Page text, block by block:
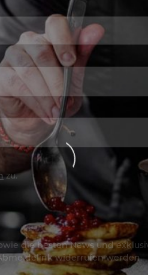
zu.
die besten News und
widerrufen werden.